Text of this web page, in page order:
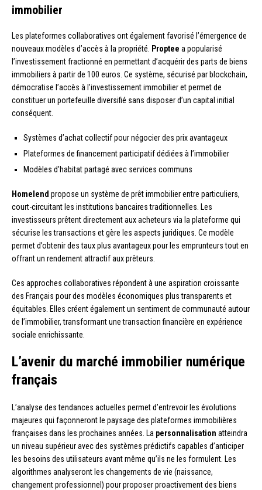
immobilier
Les plateformes collaboratives ont également favorisé l’émergence de
nouveaux modèles d’accès à la propriété.
Proptee a popularisé
l’investissement fractionné en permettant d’acquérir des parts de biens
immobiliers à partir de 100 euros. Ce système, sécurisé par blockchain,
démocratise l’accès à l’investissement immobilier et permet de
constituer un portefeuille diversifié sans disposer d’un capital initial
conséquent.
Systèmes d’achat collectif pour négocier des prix avantageux
Plateformes de financement participatif dédiées à l’immobilier
Modèles d’habitat partagé avec services communs
Homelend propose un système de prêt immobilier entre particuliers,
court-circuitant les institutions bancaires traditionnelles. Les
investisseurs prêtent directement aux acheteurs via la plateforme qui
sécurise les transactions et gère les aspects juridiques. Ce modèle
permet d’obtenir des taux plus avantageux pour les emprunteurs tout en
offrant un rendement attractif aux prêteurs.
Ces approches collaboratives répondent à une aspiration croissante
des Français pour des modèles économiques plus transparents et
équitables. Elles créent également un sentiment de communauté autour
de l’immobilier, transformant une transaction financière en expérience
sociale enrichissante.
L’avenir du marché immobilier numérique
français
L’analyse des tendances actuelles permet d’entrevoir les évolutions
majeures qui façonneront le paysage des plateformes immobilières
françaises dans les prochaines années. La personnalisation atteindra
un niveau supérieur avec des systèmes prédictifs capables d’anticiper
les besoins des utilisateurs avant même qu’ils ne les formulent. Les
algorithmes analyseront les changements de vie (naissance,
changement professionnel) pour proposer proactivement des biens